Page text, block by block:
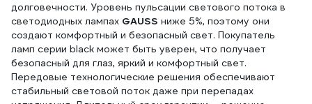
долговечности. Уровень пульсации светового потока в
светодиодных лампах GAUSS ниже 5%, поэтому они
создают комфортный и безопасный свет. Покупатель
ламп серии black может быть уверен, что получает
безопасный для глаз, яркий и комфортный свет.
Передовые технологические решения обеспечивают
стабильный световой поток даже при перепадах